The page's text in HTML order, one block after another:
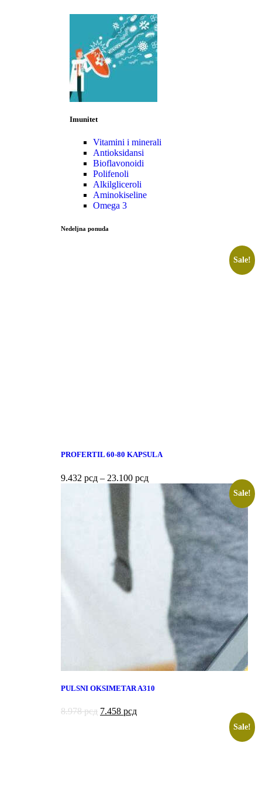
Imunitet
Vitamini i minerali
Antioksidansi
Bioflavonoidi
Polifenoli
Alkilgliceroli
Aminokiseline
Omega 3
Nedeljna ponuda
Sale!
PROFERTIL 60-80 KAPSULA
9.432 рсд – 23.100 рсд
Sale!
PULSNI OKSIMETAR A310
8.978рсд 7.458 рсд
Sale!